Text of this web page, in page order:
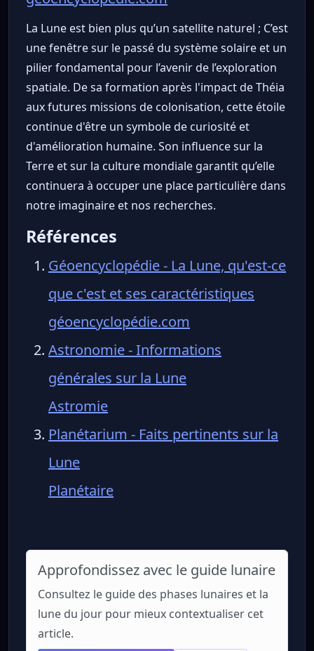
La Lune est bien plus qu’un satellite naturel ; C’est
une fenêtre sur le passé du système solaire et un
pilier fondamental pour l’avenir de l’exploration
spatiale. De sa formation après l'impact de Théia
aux futures missions de colonisation, cette étoile
continue d'être un symbole de curiosité et
d'amélioration humaine. Son influence sur la
Terre et sur la culture mondiale garantit qu’elle
continuera à occuper une place particulière dans
notre imaginaire et nos recherches.
Références
Géoencyclopédie - La Lune, qu'est-ce
que c'est et ses caractéristiques
géoencyclopédie.com
Astronomie - Informations
générales sur la Lune
Astromie
Planétarium - Faits pertinents sur la
Lune
Planétaire
Approfondissez avec le guide lunaire
Consultez le guide des phases lunaires et la
lune du jour pour mieux contextualiser cet
article.